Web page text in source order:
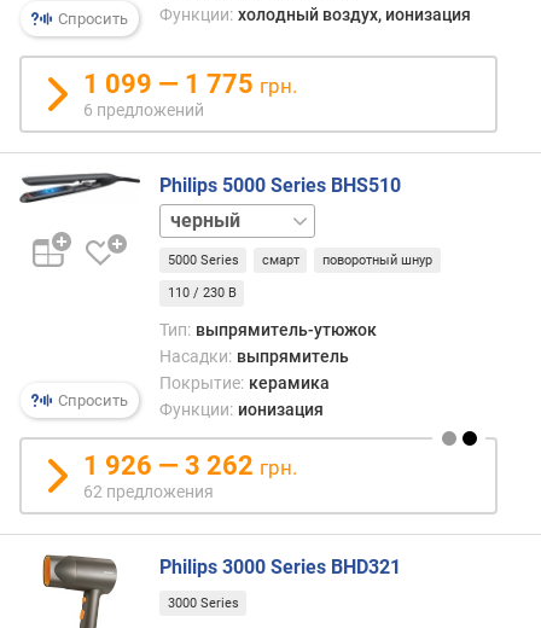
г
и
к
ш
е
ы
м
т
з
в
п
Спросить
Функции: холодный воздух, ионизация
1 099 — 1 775 грн.
6 предложений
Спросить
Philips 5000 Series BHS510
синий
фиолетовый
5000 Series смарт поворотный шнур
110 / 230 В
Тип: выпрямитель-утюжок
Насадки: выпрямитель
Покрытие: керамика
Функции: ионизация
1 926 — 3 262 грн.
62 предложения
Philips 3000 Series BHD321
3000 Series